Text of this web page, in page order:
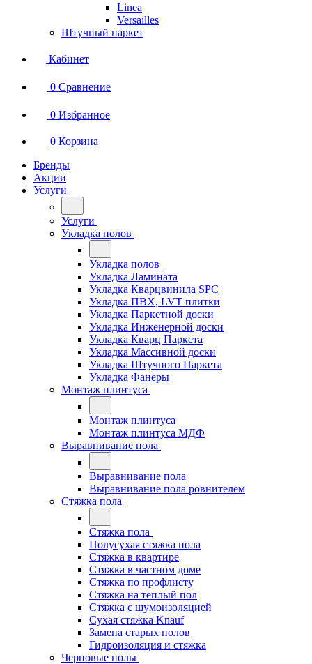
Linea
Versailles
Штучный паркет
Кабинет
0 Сравнение
0 Избранное
0 Корзина
Бренды
Акции
Услуги
Услуги
Укладка полов
Укладка полов
Укладка Ламината
Укладка Кварцвинила SPC
Укладка ПВХ, LVT плитки
Укладка Паркетной доски
Укладка Инженерной доски
Укладка Кварц Паркета
Укладка Массивной доски
Укладка Штучного Паркета
Укладка Фанеры
Монтаж плинтуса
Монтаж плинтуса
Монтаж плинтуса МДФ
Выравнивание пола
Выравнивание пола
Выравнивание пола ровнителем
Стяжка пола
Стяжка пола
Полусухая стяжка пола
Стяжка в квартире
Стяжка в частном доме
Стяжка по профлисту
Стяжка на теплый пол
Стяжка с шумоизоляцией
Сухая стяжка Knauf
Замена старых полов
Гидроизоляция и стяжка
Черновые полы